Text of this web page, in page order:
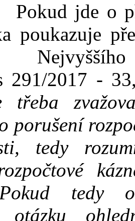
Pokud jde o
poukazuje
291/2017 ‑ 33
třeba
porušení
tedy
tedy
otázku